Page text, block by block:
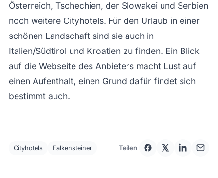
Österreich, Tschechien, der Slowakei und Serbien
noch weitere Cityhotels. Für den Urlaub in einer
schönen Landschaft sind sie auch in
Italien/Südtirol und Kroatien zu finden. Ein Blick
auf die Webseite des Anbieters macht Lust auf
einen Aufenthalt, einen Grund dafür findet sich
bestimmt auch.
Cityhotels Falkensteiner Teilen